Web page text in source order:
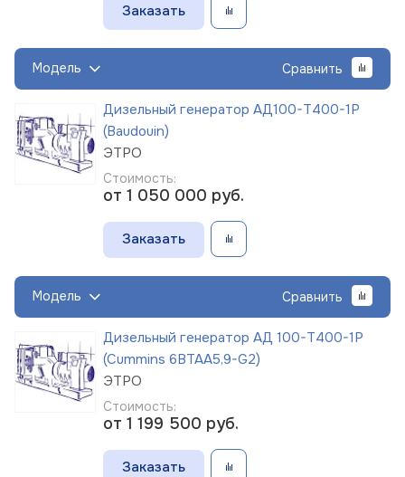
Заказать
Модель Сравнить
Дизельный генератор АД100-Т400-1Р
(Baudouin)
ЭТРО
Стоимость:
от 1 050 000 руб.
Заказать
Модель Сравнить
Дизельный генератор АД 100-Т400-1Р
(Cummins 6BTAA5,9-G2)
ЭТРО
Стоимость:
от 1 199 500 руб.
Заказать